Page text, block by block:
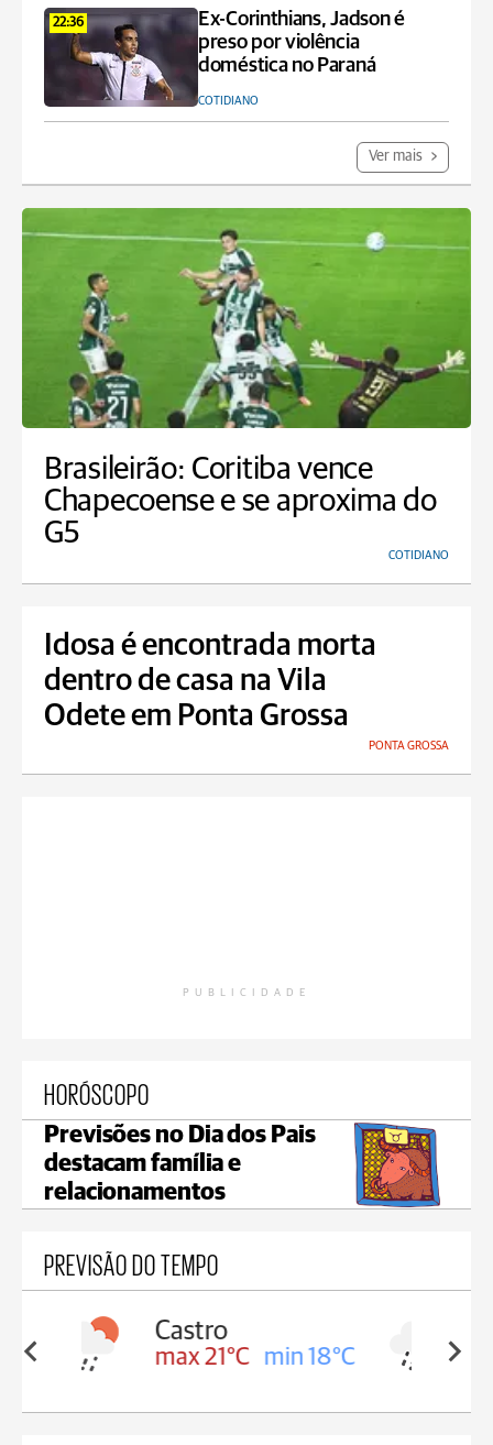
22:36
Ex-Corinthians, Jadson é
preso por violência
doméstica no Paraná
COTIDIANO
Ver mais
Brasileirão: Coritiba vence
Chapecoense e se aproxima do
G5
COTIDIANO
Idosa é encontrada morta
dentro de casa na Vila
Odete em Ponta Grossa
PONTA GROSSA
PUBLICIDADE
HORÓSCOPO
Previsões no Dia dos Pais
destacam família e
relacionamentos
PREVISÃO DO TEMPO
18°C
Carambeí
max 20°C min 18°C